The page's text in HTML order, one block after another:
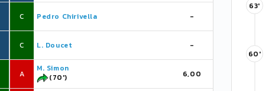
C Pedro Chirivella -
C L. Doucet -
A
M. Simon
(70')
6,00
63'
60'